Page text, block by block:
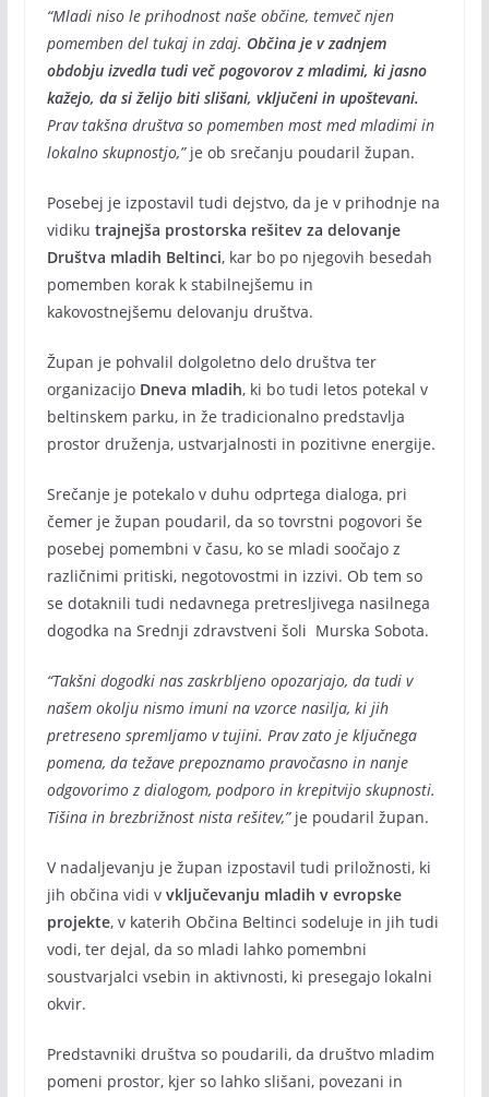
“Mladi niso le prihodnost naše občine, temveč njen
pomemben del tukaj in zdaj. Občina je v zadnjem
obdobju izvedla tudi več pogovorov z mladimi, ki jasno
kažejo, da si želijo biti slišani, vključeni in upoštevani.
Prav takšna društva so pomemben most med mladimi in
lokalno skupnostjo,”je ob srečanju poudaril župan.
Posebej je izpostavil tudi dejstvo, da je v prihodnje na
vidiku trajnejša prostorska rešitev za delovanje
Društva mladih Beltinci, kar bo po njegovih besedah
pomemben korak k stabilnejšemu in
kakovostnejšemu delovanju društva.
Župan je pohvalil dolgoletno delo društva ter
organizacijo Dneva mladih, ki bo tudi letos potekal v
beltinskem parku, in že tradicionalno predstavlja
prostor druženja, ustvarjalnosti in pozitivne energije.
Srečanje je potekalo v duhu odprtega dialoga, pri
čemer je župan poudaril, da so tovrstni pogovori še
posebej pomembni v času, ko se mladi soočajo z
različnimi pritiski, negotovostmi in izzivi. Ob tem so
se dotaknili tudi nedavnega pretresljivega nasilnega
dogodka na Srednji zdravstveni šoli Murska Sobota.
“Takšni dogodki nas zaskrbljeno opozarjajo, da tudi v
našem okolju nismo imuni na vzorce nasilja, ki jih
pretreseno spremljamo v tujini. Prav zato je ključnega
pomena, da težave prepoznamo pravočasno in nanje
odgovorimo z dialogom, podporo in krepitvijo skupnosti.
Tišina in brezbrižnost nista rešitev,”je poudaril župan.
V nadaljevanju je župan izpostavil tudi priložnosti, ki
jih občina vidi v vključevanju mladih v evropske
projekte, v katerih Občina Beltinci sodeluje in jih tudi
vodi, ter dejal, da so mladi lahko pomembni
soustvarjalci vsebin in aktivnosti, ki presegajo lokalni
okvir.
Predstavniki društva so poudarili, da društvo mladim
pomeni prostor, kjer so lahko slišani, povezani in